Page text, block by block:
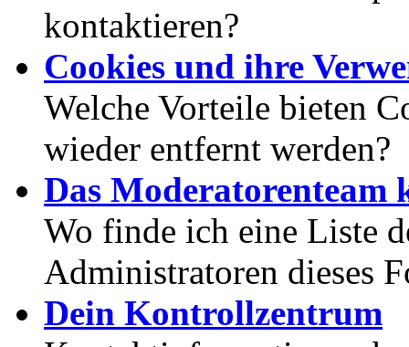
kontaktieren?
Cookies und ihre
Welche Vorteile bieten
wieder entfernt werden?
Das Moderatorenteam
Wo finde ich eine Liste
Administratoren dieses
Dein Kontrollzentrum